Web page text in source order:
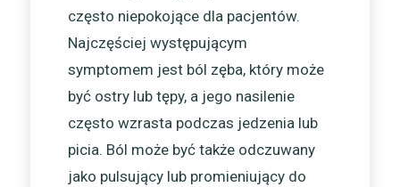
często niepokojące dla pacjentów.
Najczęściej występującym
symptomem jest ból zęba, który może
być ostry lub tępy, a jego nasilenie
często wzrasta podczas jedzenia lub
picia. Ból może być także odczuwany
jako pulsujący lub promieniujący do